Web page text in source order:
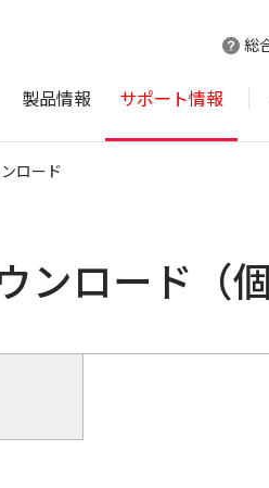
総
製品情報 サポート情報
ロード
ロード（